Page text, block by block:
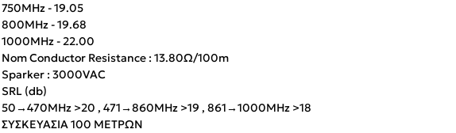
750MHz - 19.05
800MHz - 19.68
1000MHz - 22.00
Nom Conductor Resistance : 13.80Ω/100m
Sparker : 3000VAC
SRL (db)
50→470MHz >20 , 471→860MHz >19 , 861→1000MHz >18
ΣΥΣΚΕΥΑΣΙΑ 100 ΜΕΤΡΩΝ